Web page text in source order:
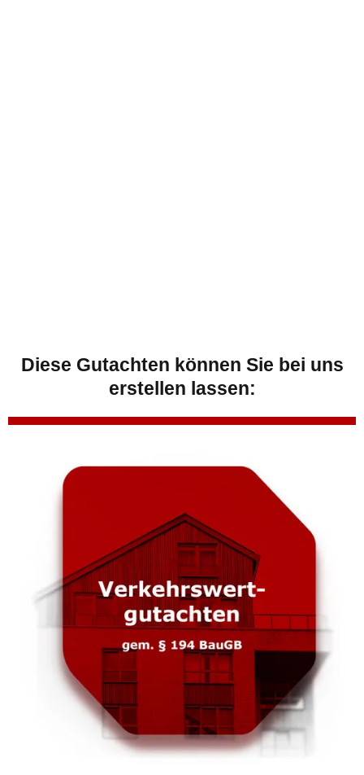
Diese Gutachten können Sie bei uns
erstellen lassen: